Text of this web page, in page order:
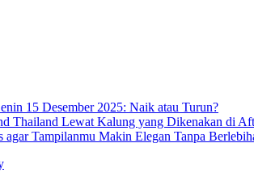
15 Desember 2025: Naik atau Turun?
Lewat Kalung yang Dikenakan di
agar Tampilanmu Makin Elegan Tanpa